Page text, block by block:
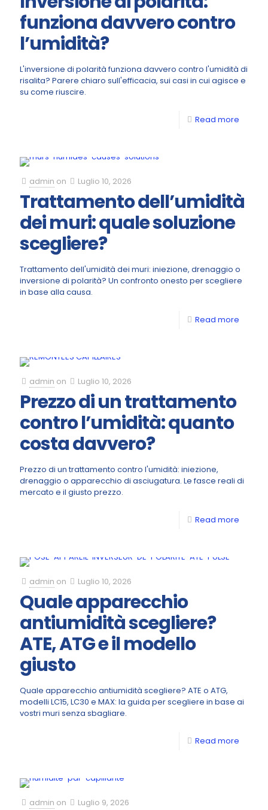
funziona davvero contro
l’umidità?
L'inversione di polarità funziona davvero contro l'umidità di
risalita? Parere chiaro sull'efficacia, sui casi in cui agisce e
su come riuscire.
Read more
admin on Luglio 10, 2026
Trattamento dell’umidità
dei muri: quale soluzione
scegliere?
Trattamento dell'umidità dei muri: iniezione, drenaggio o
inversione di polarità? Un confronto onesto per scegliere
in base alla causa.
Read more
admin on Luglio 10, 2026
Prezzo di un trattamento
contro l’umidità: quanto
costa davvero?
Prezzo di un trattamento contro l'umidità: iniezione,
drenaggio o apparecchio di asciugatura. Le fasce reali di
mercato e il giusto prezzo.
Read more
admin on Luglio 10, 2026
Quale apparecchio
antiumidità scegliere?
ATE, ATG e il modello
giusto
Quale apparecchio antiumidità scegliere? ATE o ATG,
modelli LC15, LC30 e MAX: la guida per scegliere in base ai
vostri muri senza sbagliare.
Read more
admin on Luglio 9, 2026